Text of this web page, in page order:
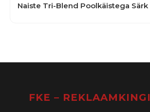
Naiste Tri-Blend Poolkäistega Särk
FKE –